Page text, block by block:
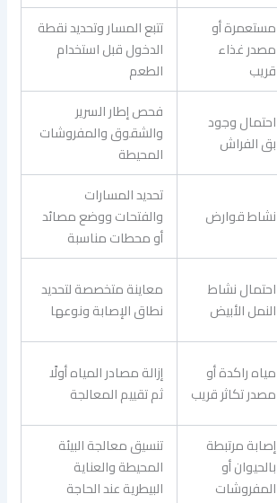
مستعمرة أو
مصدر غذاء
قريب
تتبع المسار وتحديد نقطة
الدخول قبل استخدام
الطعم
احتمال وجود
بق الفراش
فحص إطار السرير
والشقوق والمفروشات
المحيطة
نشاط قوارض
تحديد المسارات
والفتحات ووضع مصائد
أو محطات مناسبة
احتمال نشاط
النمل الأبيض
معاينة متخصصة لتحديد
نطاق الإصابة ونوعها
مياه راكدة أو
مصدر تكاثر قريب
إزالة مصادر المياه أولًا
ثم تقييم المعالجة
إصابة مرتبطة
بالحيوان أو
المفروشات
تنسيق معالجة البيئة
المحيطة والعناية
البيطرية عند الحاجة